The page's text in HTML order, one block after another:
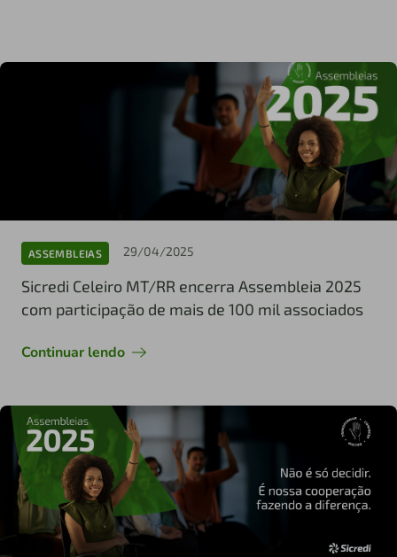
ASSEMBLEIAS 29/04/2025
Sicredi Celeiro MT/RR encerra Assembleia 2025
com participação de mais de 100 mil associados
Continuar lendo